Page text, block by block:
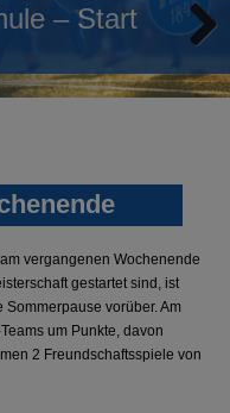
– Start
vergangenen Wochenende
gestartet sind, ist
vorüber. Am
um Punkte, davon
2 Freundschaftsspiele von